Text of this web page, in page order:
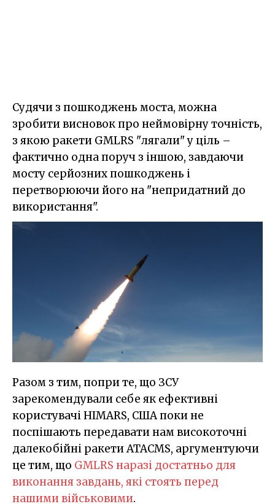
Судячи з пошкоджень моста, можна
зробити висновок про неймовірну точність,
з якою ракети GMLRS "лягали" у ціль –
фактично одна поруч з іншою, завдаючи
мосту серйозних пошкоджень і
перетворюючи його на "непридатний до
використання".
Разом з тим, попри те, що ЗСУ
зарекомендували себе як ефективні
користувачі HIMARS, США поки не
поспішають передавати нам високоточні
далекобійні ракети ATACMS, аргументуючи
це тим, що GMLRS наразі достатньо для
виконання завдань, які стоять перед
нашими військовими.